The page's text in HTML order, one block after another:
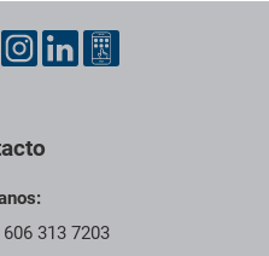
de contacto, redes sociales y
313 7203